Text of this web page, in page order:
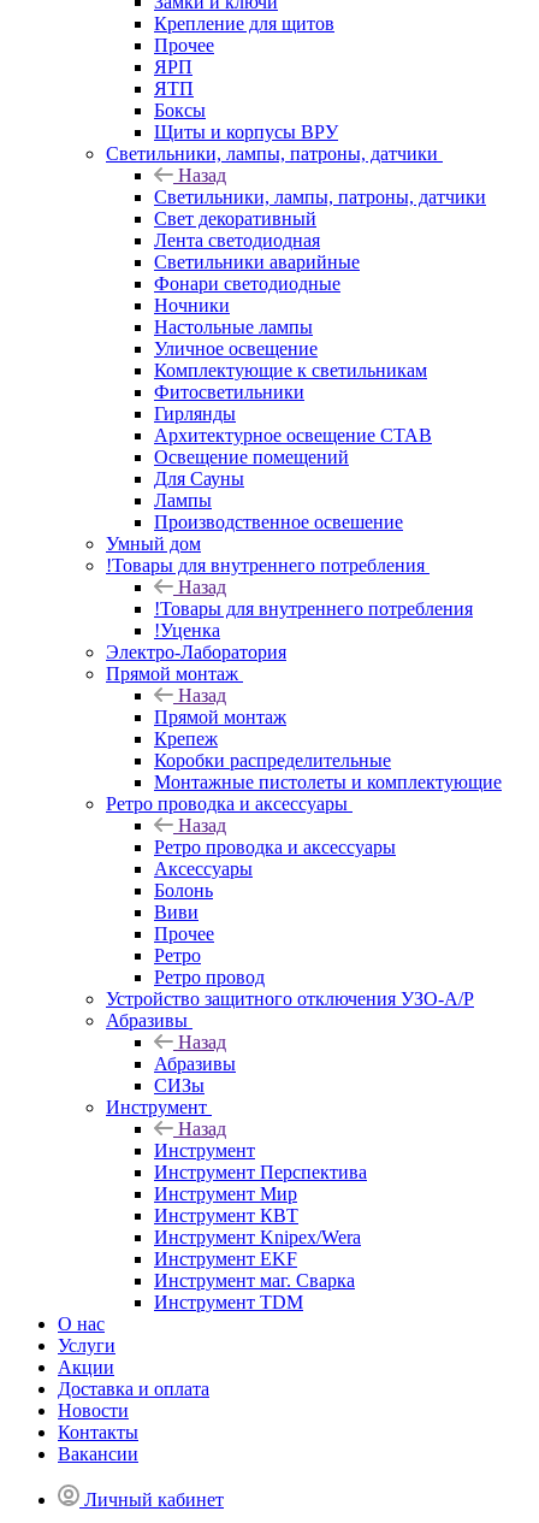
Крепление для щитов
Прочее
ЯРП
ЯТП
Боксы
Щиты и корпусы ВРУ
Светильники, лампы, патроны, датчики
Назад
Светильники, лампы, патроны, датчики
Свет декоративный
Лента светодиодная
Светильники аварийные
Фонари светодиодные
Ночники
Настольные лампы
Уличное освещение
Комплектующие к светильникам
Фитосветильники
Гирлянды
Архитектурное освещение СТАВ
Освещение помещений
Для Сауны
Лампы
Производственное освешение
Умный дом
!Товары для внутреннего потребления
Назад
!Товары для внутреннего потребления
!Уценка
Электро-Лаборатория
Прямой монтаж
Назад
Прямой монтаж
Крепеж
Коробки распределительные
Монтажные пистолеты и комплектующие
Ретро проводка и аксессуары
Назад
Ретро проводка и аксессуары
Аксессуары
Болонь
Виви
Прочее
Ретро
Ретро провод
Устройство защитного отключения УЗО-А/Р
Абразивы
Назад
Абразивы
СИЗы
Инструмент
Назад
Инструмент
Инструмент Перспектива
Инструмент Мир
Инструмент КВТ
Инструмент Knipex/Wera
Инструмент EKF
Инструмент маг. Сварка
Инструмент TDM
О нас
Услуги
Акции
Доставка и оплата
Новости
Контакты
Вакансии
Личный кабинет